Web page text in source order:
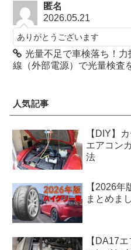
匿名
2026.05.21
ありがとうございます
光量不足で車検落ち！
線（外部電源）で光量検査
人気記事
【DIY】
エアコン
法
【2026
まとめま
【DA17